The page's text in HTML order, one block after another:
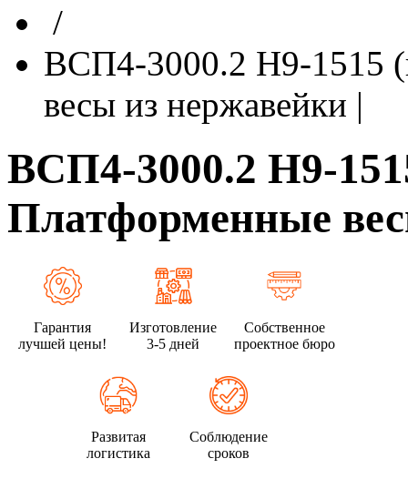
/
ВСП4-3000.2 Н9-1515
весы из нержавейки |
ВСП4-3000.2 Н9-
Платформенные
Гарантия
лучшей цены!
Изготовление
3-5 дней
Собственное
проектное бюро
Развитая
логистика
Соблюдение
сроков